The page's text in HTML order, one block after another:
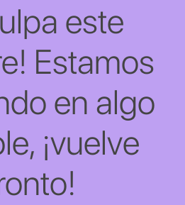
este
Estamos
en algo
¡vuelve